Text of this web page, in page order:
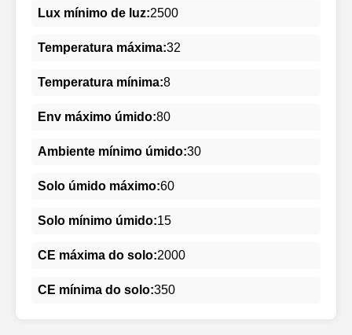
Lux mínimo de luz:2500
Temperatura máxima:32
Temperatura mínima:8
Env máximo úmido:80
Ambiente mínimo úmido:30
Solo úmido máximo:60
Solo mínimo úmido:15
CE máxima do solo:2000
CE mínima do solo:350